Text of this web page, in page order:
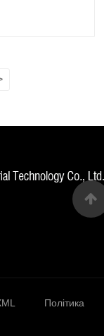
чорної
Політика